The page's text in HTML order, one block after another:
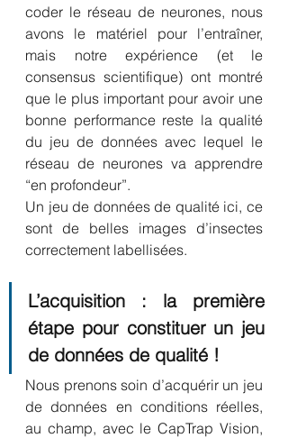
coder le réseau de neurones, nous
avons le matériel pour l’entraîner,
mais notre expérience (et le
consensus scientifique) ont montré
que le plus important pour avoir une
bonne performance reste la qualité
du jeu de données avec lequel le
réseau de neurones va apprendre
“en profondeur”.
Un jeu de données de qualité ici, ce
sont de belles images d’insectes
correctement labellisées.
L’acquisition : la première
étape pour constituer un jeu
de données de qualité !
Nous prenons soin d’acquérir un jeu
de données en conditions réelles,
au champ, avec le CapTrap Vision,